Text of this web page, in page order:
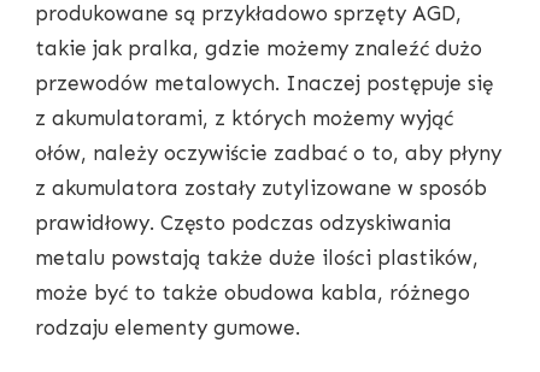
produkowane są przykładowo sprzęty AGD,
takie jak pralka, gdzie możemy znaleźć dużo
przewodów metalowych. Inaczej postępuje się
z akumulatorami, z których możemy wyjąć
ołów, należy oczywiście zadbać o to, aby płyny
z akumulatora zostały zutylizowane w sposób
prawidłowy. Często podczas odzyskiwania
metalu powstają także duże ilości plastików,
może być to także obudowa kabla, różnego
rodzaju elementy gumowe.